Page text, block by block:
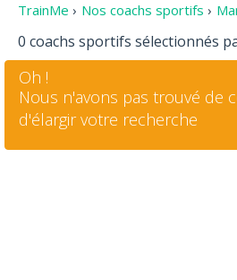
TrainMe › Nos coachs sportifs ›
0 coachs sportifs sélectionnés
Oh !
Nous n'avons pas trouvé de
d'élargir votre recherche